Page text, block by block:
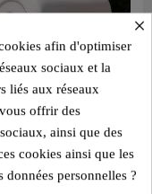
Ensemble MW06 Fauteuil bicolore blanc et beige clair et pouf design blanc – parois en PMMA coulé, assise en mousse alvéolaire
×
afin d'optimiser
sociaux et la
liés aux réseaux
offrir des
ainsi que des
cookies ainsi que les
personnelles ?